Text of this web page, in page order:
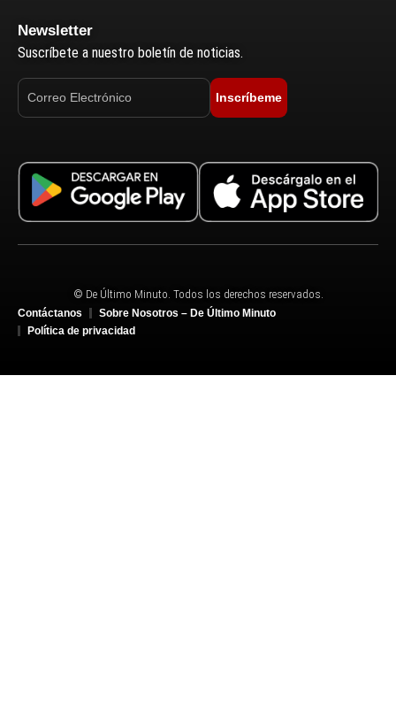
Newsletter
Suscríbete a nuestro boletín de noticias.
Inscríbeme
© De Último Minuto. Todos los derechos reservados.
Contáctanos
Sobre Nosotros – De Último Minuto
Política de privacidad